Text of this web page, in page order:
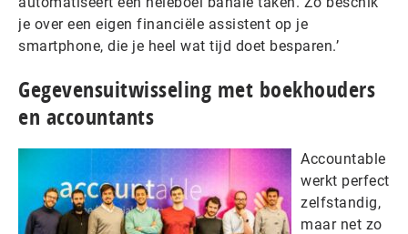
je over een eigen financiële assistent op je
smartphone, die je heel wat tijd doet besparen.’
Gegevensuitwisseling met boekhouders
en accountants
Accountable
werkt perfect
zelfstandig,
maar net zo